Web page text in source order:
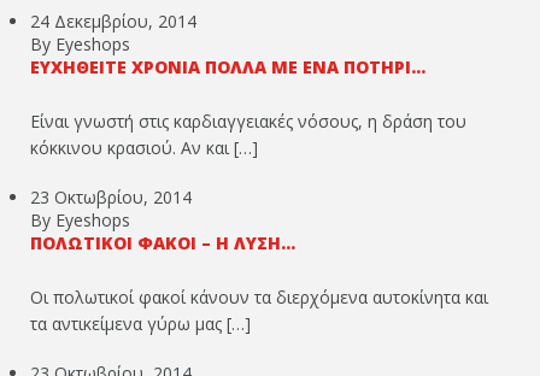
24 Δεκεμβρίου, 2014
By Eyeshops
ΕΥΧΗΘΕΊΤΕ ΧΡΌΝΙΑ ΠΟΛΛΆ ΜΕ ΈΝΑ ΠΟΤΉΡΙ...
Είναι γνωστή στις καρδιαγγειακές νόσους, η δράση του
κόκκινου κρασιού. Αν και […]
23 Οκτωβρίου, 2014
By Eyeshops
ΠΟΛΩΤΙΚΟΊ ΦΑΚΟΊ – Η ΛΎΣΗ...
Οι πολωτικοί φακοί κάνουν τα διερχόμενα αυτοκίνητα και
τα αντικείμενα γύρω μας […]